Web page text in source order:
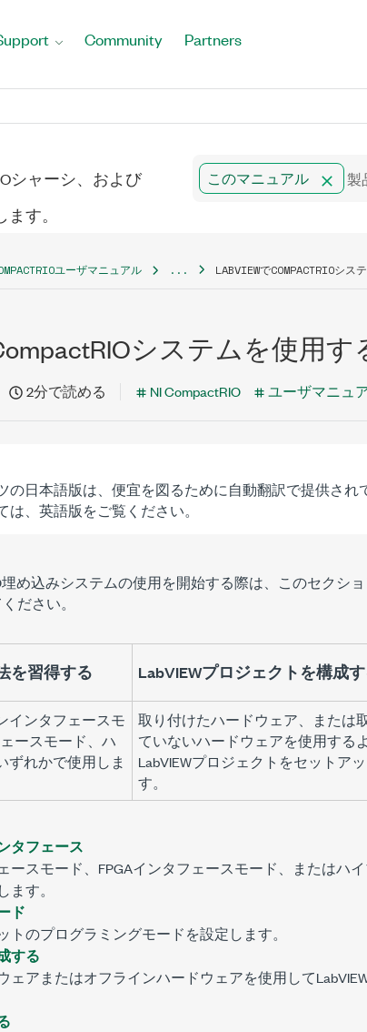
Community Partners
シャーシ、および
す。
このマニュアル
ユーザマニュアル ... LABVIEWでCOMPACTRIOシス
システムを使用す
2分で読める NI CompactRIO ユーザマニュ
の日本語版は、便宜を図るために自動翻訳で提供され
は、英語版をご覧ください。
埋め込みシステムの使用を開始する際は、このセクシ
ださい。
を習得する LabVIEWプロジェクトを構成
インタフェースモ
ースモード、ハ
ずれかで使用しま
取り付けたハードウェア、または
ていないハードウェアを使用するよ
LabVIEWプロジェクトをセットア
す。
タフェース
ースモード、FPGAインタフェースモード、またはハ
ます。
ド
トのプログラミングモードを設定します。
する
ェアまたはオフラインハードウェアを使用して